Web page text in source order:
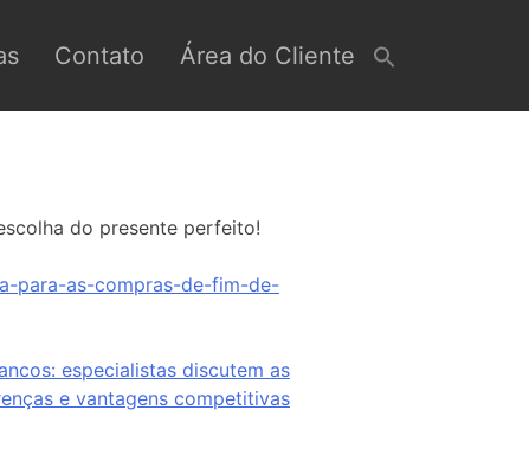
Contato Área do Cliente
do presente perfeito!
para-as-compras-de-fim-de-
especialistas discutem as
e vantagens competitivas